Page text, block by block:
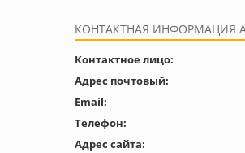
КОНТАКТНАЯ ИНФОРМАЦИЯ
Контактное лицо:
Адрес почтовый:
Email:
Телефон:
Адрес сайта: